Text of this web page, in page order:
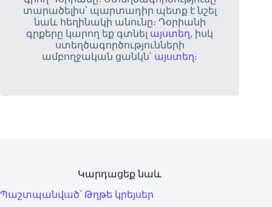
տարածելիս՝ պարտադիր պետք է նշել
նաև հեղինակի անունը։ Դօրիանի
գրքերը կարող եք գտնել այստեղ, իսկ
ստեղծագործությունների
ամբողջական ցանկն՝ այստեղ։
Կարդացեք նաև
Պաշտպանված՝ Թղթե կրեյսեր